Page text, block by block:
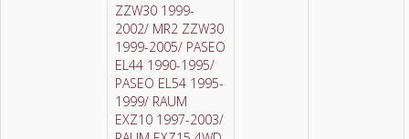
ZZW30 1999-
2002/ MR2 ZZW30
1999-2005/ PASEO
EL44 1990-1995/
PASEO EL54 1995-
1999/ RAUM
EXZ10 1997-2003/